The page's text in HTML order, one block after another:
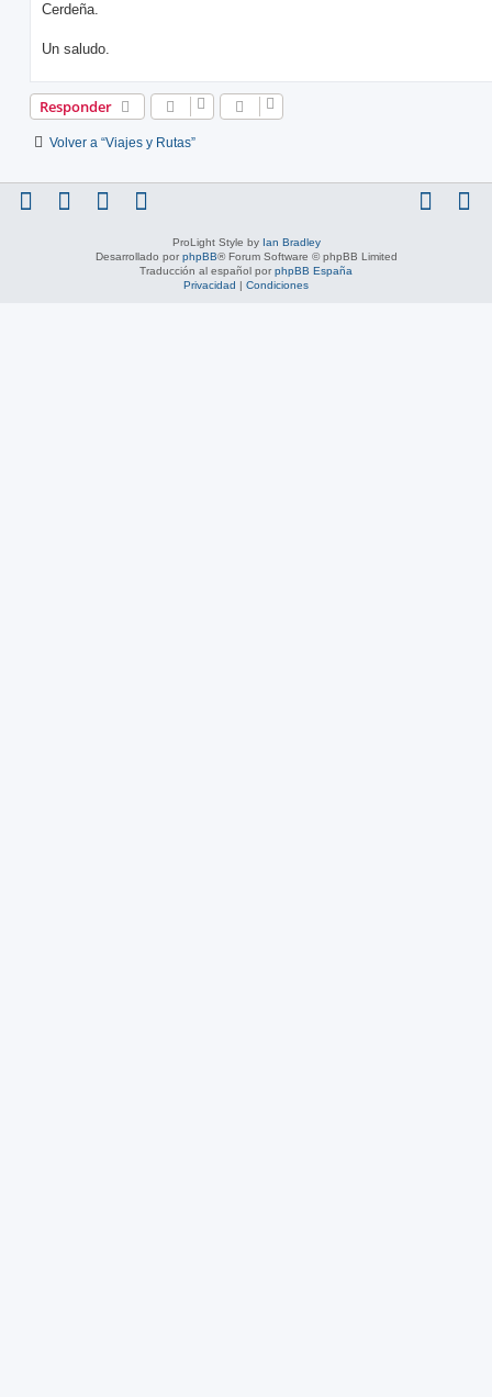
Cerdeña.
Un saludo.
Responder
Volver a “Viajes y Rutas”
ProLight Style by Ian Bradley
Desarrollado por phpBB® Forum Software © phpBB Limited
Traducción al español por phpBB España
Privacidad | Condiciones